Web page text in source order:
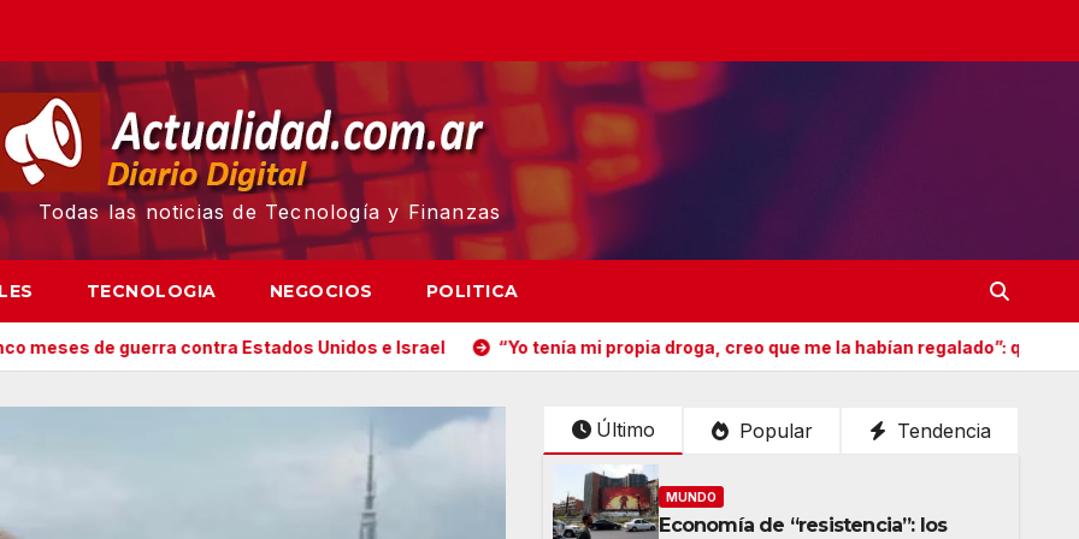
Todas las noticias de Tecnología y Finanzas
TECNOLOGIA NEGOCIOS POLITICA
contra Estados Unidos e Israel “Yo tenía mi propia droga, creo que me la habían regalado”: qué declaró Candela
Último Popular Tendencia
MUNDO
Economía de “resistencia”: los